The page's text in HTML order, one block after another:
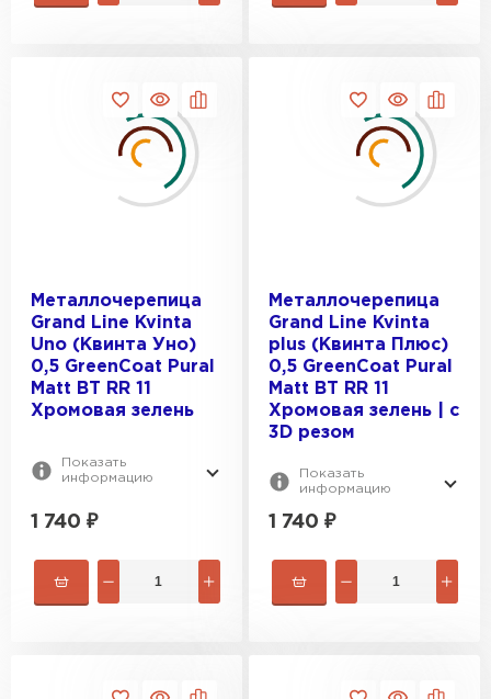
Металлочерепица
Grand Line Kvinta
Uno (Квинта Уно)
0,5 GreenCoat Pural
Matt BT RR 11
Хромовая зелень
Показать
информацию
1 740 ₽
Металлочерепица
Grand Line Kvinta
plus (Квинта Плюс)
0,5 GreenCoat Pural
Matt BT RR 11
Хромовая зелень | c
3D резом
Показать
информацию
1 740 ₽